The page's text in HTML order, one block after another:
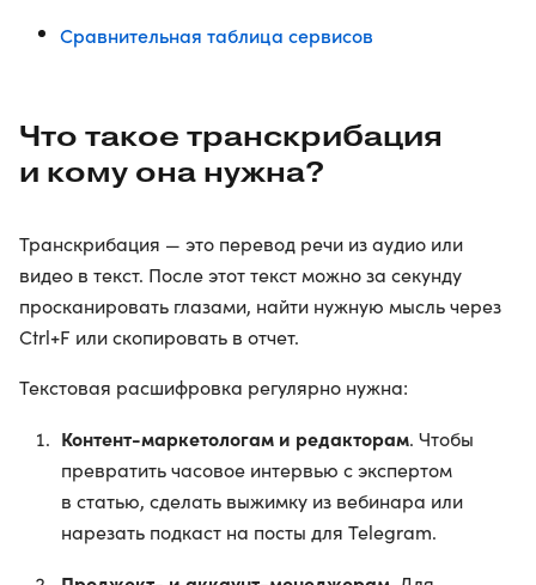
Сравнительная таблица сервисов
Что такое транскрибация
и кому она нужна?
Транскрибация — это перевод речи из аудио или
видео в текст. После этот текст можно за секунду
просканировать глазами, найти нужную мысль через
Ctrl+F или скопировать в отчет.
Текстовая расшифровка регулярно нужна:
Контент-маркетологам и редакторам. Чтобы
превратить часовое интервью с экспертом
в статью, сделать выжимку из вебинара или
нарезать подкаст на посты для Telegram.